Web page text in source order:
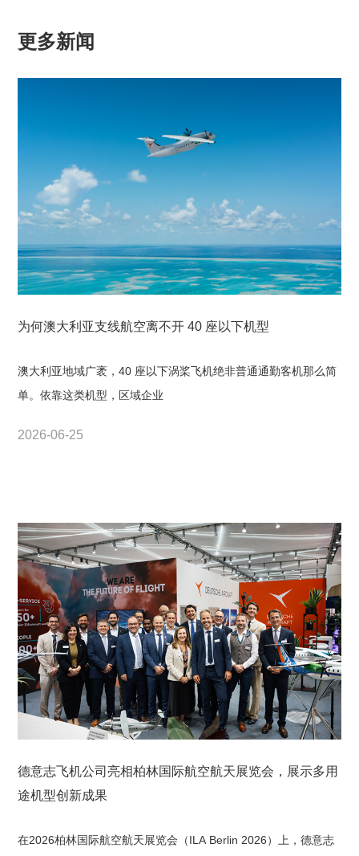
更多新闻
为何澳大利亚支线航空离不开 40 座以下机型
澳大利亚地域广袤，40 座以下涡桨飞机绝非普通通勤客机那么简
单。依靠这类机型，区域企业
2026-06-25
德意志飞机公司亮相柏林国际航空航天展览会，展示多用
途机型创新成果
在2026柏林国际航空航天展览会（ILA Berlin 2026）上，德意志